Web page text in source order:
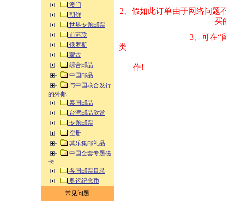
澳门
朝鲜
世界专题邮票
前苏联
俄罗斯
蒙古
综合邮品
中国邮品
与中国联合发行
的外邮
泰国邮品
台湾邮品欣赏
专题邮票
空册
其乐集邮礼品
中国全套专题磁
卡
各国邮票目录
奥运纪念币
常见问题
2、假如此订单由
买的邮品的“
3、可在“
类 方式告之
作!